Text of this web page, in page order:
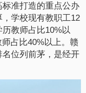
准打造的重点公办
学校现有教职工12
教师占比10%以
师占比40%以上。赣
位列前茅，是经开